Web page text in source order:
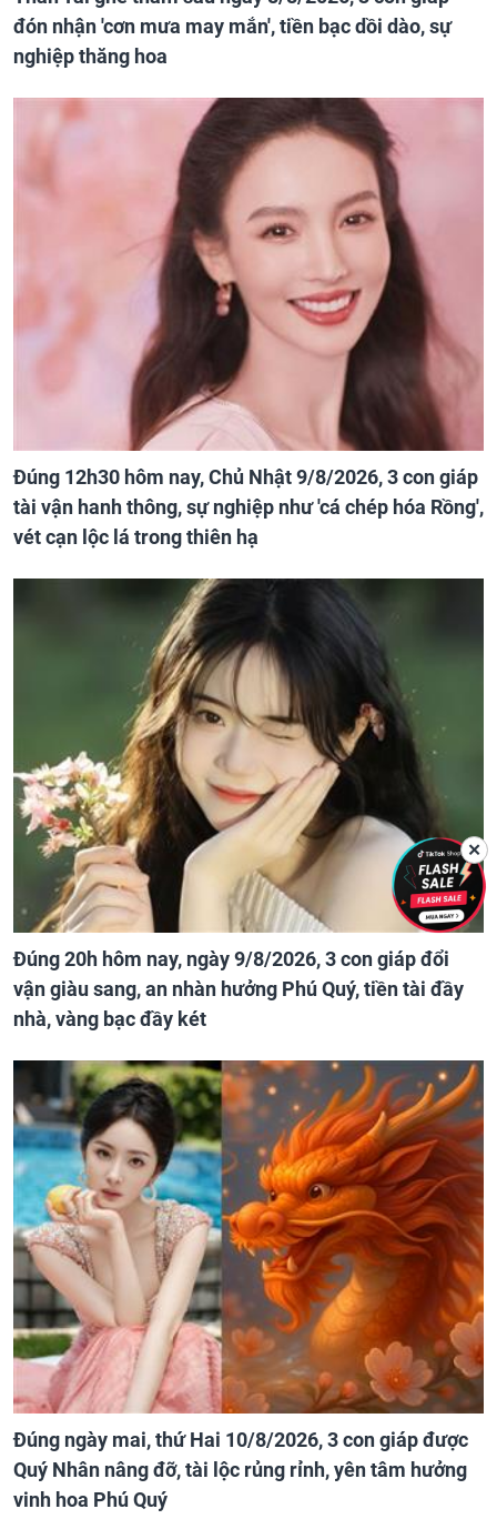
đón nhận 'cơn mưa may mắn', tiền bạc dồi dào, sự
nghiệp thăng hoa
Đúng 12h30 hôm nay, Chủ Nhật 9/8/2026, 3 con giáp
tài vận hanh thông, sự nghiệp như 'cá chép hóa Rồng',
vét cạn lộc lá trong thiên hạ
Đúng 20h hôm nay, ngày 9/8/2026, 3 con giáp đổi
vận giàu sang, an nhàn hưởng Phú Quý, tiền tài đầy
nhà, vàng bạc đầy két
Đúng ngày mai, thứ Hai 10/8/2026, 3 con giáp được
Quý Nhân nâng đỡ, tài lộc rủng rỉnh, yên tâm hưởng
vinh hoa Phú Quý
✕